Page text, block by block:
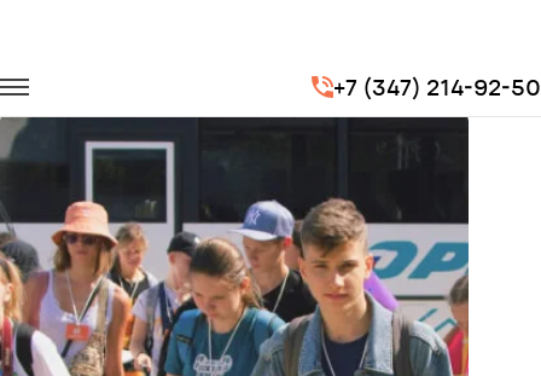
+7 (347) 214-92-50
Транспорт для госучреждений
Организация перевозок детей в летние лагеря